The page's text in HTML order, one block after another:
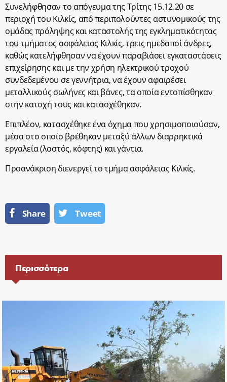
Συνελήφθησαν το απόγευμα της Τρίτης 15.12.20 σε
περιοχή του Κιλκίς, από περιπολούντες αστυνομικούς της
ομάδας πρόληψης και καταστολής της εγκληματικότητας
του τμήματος ασφάλειας Κιλκίς, τρεις ημεδαποί άνδρες,
καθώς κατελήφθησαν να έχουν παραβιάσει εγκαταστάσεις
επιχείρησης και με την χρήση ηλεκτρικού τροχού
συνδεδεμένου σε γεννήτρια, να έχουν αφαιρέσει
μεταλλικούς σωλήνες και βάνες, τα οποία εντοπίσθηκαν
στην κατοχή τους και κατασχέθηκαν.
Επιπλέον, κατασχέθηκε ένα όχημα που χρησιμοποιούσαν,
μέσα στο οποίο βρέθηκαν μεταξύ άλλων διαρρηκτικά
εργαλεία (λοστός, κόφτης) και γάντια.
Προανάκριση διενεργεί το τμήμα ασφάλειας Κιλκίς.
Share Tweet
Περισσότερα